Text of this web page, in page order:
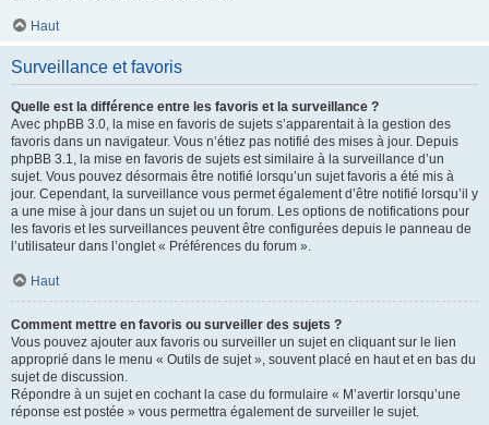
Haut
Surveillance et favoris
Quelle est la différence entre les favoris et la surveillance ?
Avec phpBB 3.0, la mise en favoris de sujets s’apparentait à la gestion des
favoris dans un navigateur. Vous n’étiez pas notifié des mises à jour. Depuis
phpBB 3.1, la mise en favoris de sujets est similaire à la surveillance d’un
sujet. Vous pouvez désormais être notifié lorsqu’un sujet favoris a été mis à
jour. Cependant, la surveillance vous permet également d’être notifié lorsqu’il y
a une mise à jour dans un sujet ou un forum. Les options de notifications pour
les favoris et les surveillances peuvent être configurées depuis le panneau de
l’utilisateur dans l’onglet « Préférences du forum ».
Haut
Comment mettre en favoris ou surveiller des sujets ?
Vous pouvez ajouter aux favoris ou surveiller un sujet en cliquant sur le lien
approprié dans le menu « Outils de sujet », souvent placé en haut et en bas du
sujet de discussion.
Répondre à un sujet en cochant la case du formulaire « M’avertir lorsqu’une
réponse est postée » vous permettra également de surveiller le sujet.